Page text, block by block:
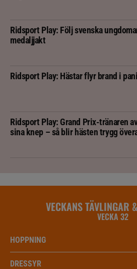
Ridsport Play: Följ svenska
medaljjakt
Ridsport Play: Hästar flyr brand i
Ridsport Play: Grand Prix-tränaren
sina knep – så blir hästen trygg
VECKANS TÄVLINGAR
VECKA 32
HOPPNING
DRESSYR